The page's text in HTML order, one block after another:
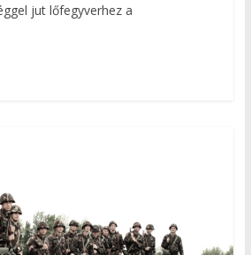
jut lőfegyverhez a